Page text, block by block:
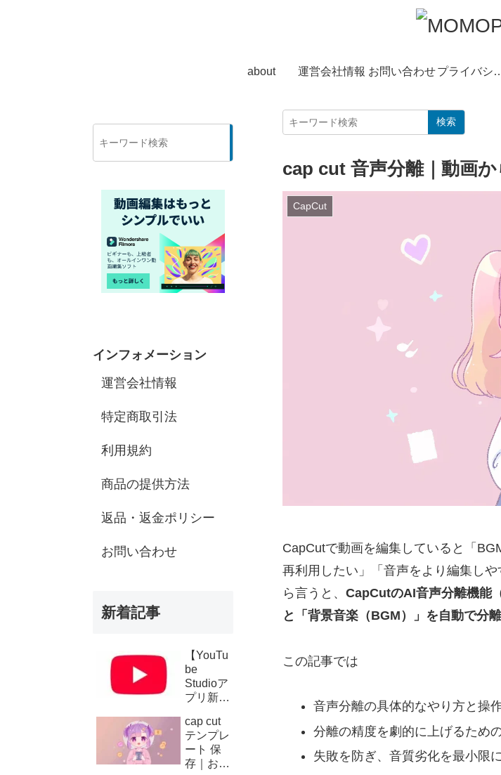
about 運営会社情報 お問い合わせ プライバシ
検索
cap cut 音声分離｜動画
CapCut
CapCutで動画を編集していると「
再利用したい」「音声をより編集し
ら言うと、 CapCutのAI音声分離機能
と「背景音楽（BGM）」を自動で分
この記事では
音声分離の具体的なやり方と操
分離の精度を劇的に上げるため
失敗を防ぎ、音質劣化を最小限
インフォメーション
運営会社情報
特定商取引法
利用規約
商品の提供方法
返品・返金ポリシー
お問い合わせ
新着記事
【YouTu
be
Studioア
プリ新機
チャンネ
ルの収
益・支払
い履歴が
cap cut
テンプレ
ート 保
存｜お気